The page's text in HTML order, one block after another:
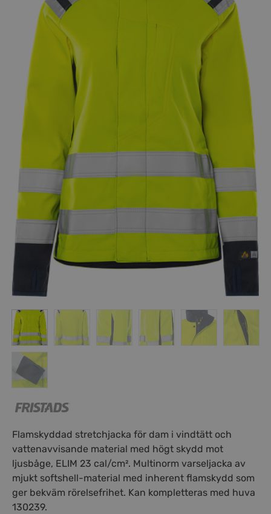
Flamskyddad stretchjacka för dam i vindtätt och
vattenavvisande material med högt skydd mot
ljusbåge, ELIM 23 cal/cm². Multinorm varseljacka av
mjukt softshell-material med inherent flamskydd som
ger bekväm rörelsefrihet. Kan kompletteras med huva
130239.